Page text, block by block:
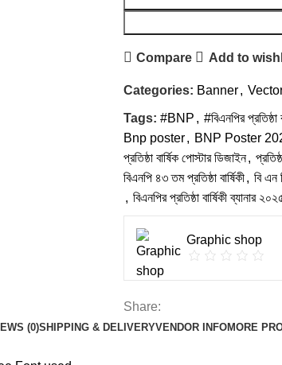
Compare Add to
Categories: Banner,
Tags: #BNP , #বিএনপির প্রতিষ্ঠা
Bnp poster, BNP Poster
প্রতিষ্ঠা বার্ষিক পোস্টার ডিজাইন,
বিএনপি ৪৩ তম প্রতিষ্ঠা বার্ষিকী, বি এন
, বিএনপির প্রতিষ্ঠা বার্ষিকী ব্যানার
Graphic shop
Share:
(0)SHIPPING & DELIVERYVENDOR INFOMORE